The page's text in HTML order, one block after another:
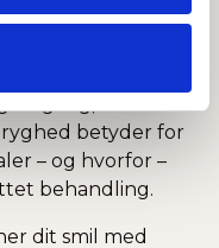
dine
betyder for
– og hvorfor –
behandling.
dit smil med